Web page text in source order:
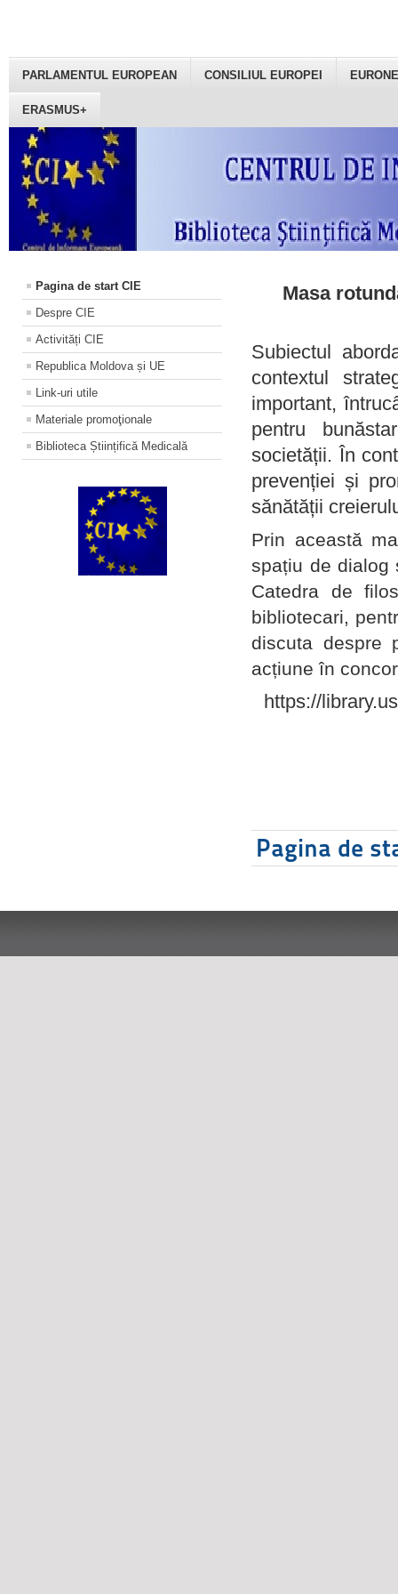
PARLAMENTUL EUROPEAN CONSILIUL EUROPEI
ERASMUS+
Pagina de start CIE
Despre CIE
Activități CIE
Republica Moldova și UE
Link-uri utile
Materiale promoţionale
Biblioteca Științifică Medicală
Masa
Subiectul
contextul
important,
pentru
societății. În
prevenției și
sănătății
Prin această
spațiu de dialog
Catedra de
bibliotecari,
discuta despre
acțiune în
https://
Pagina de